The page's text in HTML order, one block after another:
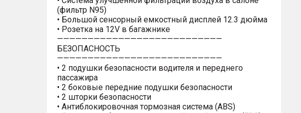
(фильтр N95)
• Большой сенсорный емкостный дисплей 12.3 дюйма
• Розетка на 12V в багажнике
———————————————————————————
БЕЗОПАСНОСТЬ
———————————————————————————
• 2 подушки безопасности водителя и переднего
пассажира
• 2 боковые передние подушки безопасности
• 2 шторки безопасности
• Антиблокировочная тормозная система (ABS)